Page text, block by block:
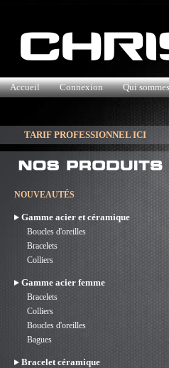
Accueil Connexion Qui
TARIF PROFESSIONNEL ICI
NOUVEAUTÉS
Gamme acier et céramique
Boucles d'oreilles
Bracelets
Colliers
Gamme acier femme
Bracelets
Colliers
Boucles d'oreilles
Bagues
Bracelet céramique